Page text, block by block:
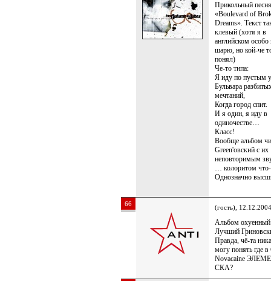
Прикольный
«Boulevard of
Dreams». Текст
клевый (хотя я в
английском особо
шарю, но кой-че
понял)
Че-то типа:
Я иду по пустым
Бульвара
мечтаний,
Когда город спит.
И я один, я иду в
одиночестве…
Класс!
Вообще альбом
Green'oвский с их
неповторимым
… колоритом
Однозначно
66 (гость),
Альбом
Лучший
Правда, чё-та
могу понять где
Novacaine
СКА?